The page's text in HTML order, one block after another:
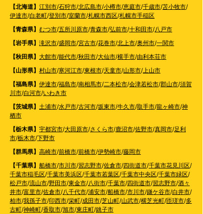
【北海道】 江別市/石狩市/北広島市/小樽市/恵庭市/千歳市/苫小牧市/
伊達市/白老町/登別市/室蘭市/札幌市西区/札幌市手稲区
【青森県】 むつ市/五所川原市/青森市/弘前市/十和田市/八戸市
【岩手県】 滝沢市/盛岡市/宮古市/花巻市/北上市/奥州市/一関市
【秋田県】 大館市/能代市/秋田市/大仙市/横手市/由利本荘市
【山形県】 村山市/寒河江市/東根市/天童市/山形市/上山市
【福島県】 伊達市/福島市/南相馬市/二本松市/会津若松市/郡山市/須賀
川市/白河市/いわき市
【茨城県】 土浦市/水戸市/古河市/坂東市/牛久市/取手市/龍ヶ崎市/神
栖市
【栃木県】 宇都宮市/大田原市/さくら市/鹿沼市/佐野市/真岡市/足利
市/栃木市/下野市
【群馬県】 高崎市/前橋市/前橋市/伊勢崎市/藤岡市
【千葉県】 船橋市/市川市/習志野市/佐倉市/四街道市/千葉市花見川区/
千葉市稲毛区/千葉市美浜区/千葉市若葉区/千葉市中央区/千葉市緑区/
松戸市/流山市/野田市/東金市/八街市/千葉市/四街道市/習志野市/酒々
井市/富里市/佐倉市/八千代市/浦安市/船橋市/市川市/鎌ケ谷市/白井市/
柏市/我孫子市/印西市/栄町/成田市/芝山町/山武市/横芝光町/匝瑳市/多
古町/神崎町/香取市/旭市/東庄町/銚子市